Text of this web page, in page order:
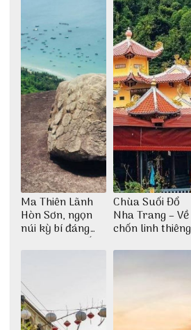
Ma Thiên Lãnh
Hòn Sơn, ngọn
núi kỳ bí đáng
khám phá nhất
Chùa Suối Đổ
Nha Trang – Về
chốn linh thiêng
thiền định